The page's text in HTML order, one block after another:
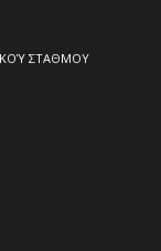
ΣΤΑΘΜΟΥ